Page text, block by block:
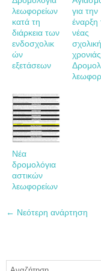
λεωφορείων
κατά τη
διάρκεια των
ενδοσχολικ
ών
εξετάσεων
για την
έναρξη
νέας
Νέα
δρομολόγια
αστικών
λεωφορείων
← Νεότερη ανάρτηση